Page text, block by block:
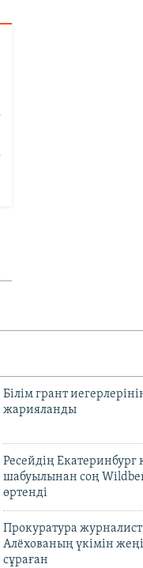
Білім грант
жарияланды
Ресейдің Екатеринбург
шабуылынан соң
өртенді
Прокуратура
Алёхованың үкімін
сұраған